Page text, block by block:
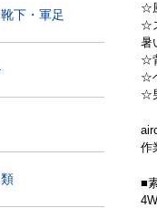
下・軍足
☆
☆
暑
☆
☆
☆
作
■